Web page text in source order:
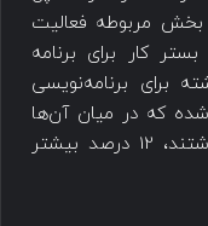
بخش مربوطه فعالیت
کار برای برنامه
برای برنامه‌نویسی
که در میان آن‌ها
شانس افرادی که مهارت‌های لازم را داشتند، 12 درصد بیشتر